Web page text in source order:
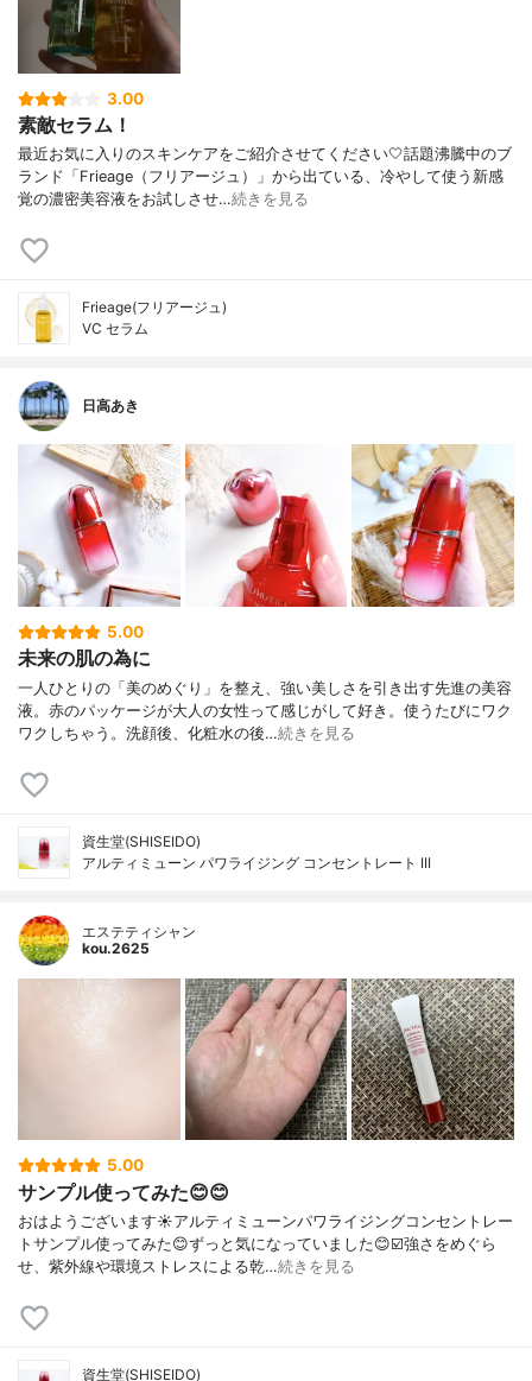
3.00
素敵セラム！
最近お気に入りのスキンケアをご紹介させてください🤍話題沸騰中のブ
ランド「Frieage（フリアージュ）」から出ている、冷やして使う新感
覚の濃密美容液をお試しさせ…続きを見る
Frieage(フリアージュ)
VC セラム
日高あき
5.00
未来の肌の為に
一人ひとりの「美のめぐり」を整え、強い美しさを引き出す先進の美容
液。赤のパッケージが大人の女性って感じがして好き。使うたびにワク
ワクしちゃう。洗顔後、化粧水の後…続きを見る
資生堂(SHISEIDO)
アルティミューン パワライジング コンセントレート III
エステティシャン
kou.2625
5.00
サンプル使ってみた😊😊
おはようございます☀アルティミューンパワライジングコンセントレー
トサンプル使ってみた😊ずっと気になっていました😊☑️強さをめぐら
せ、紫外線や環境ストレスによる乾…続きを見る
資生堂(SHISEIDO)